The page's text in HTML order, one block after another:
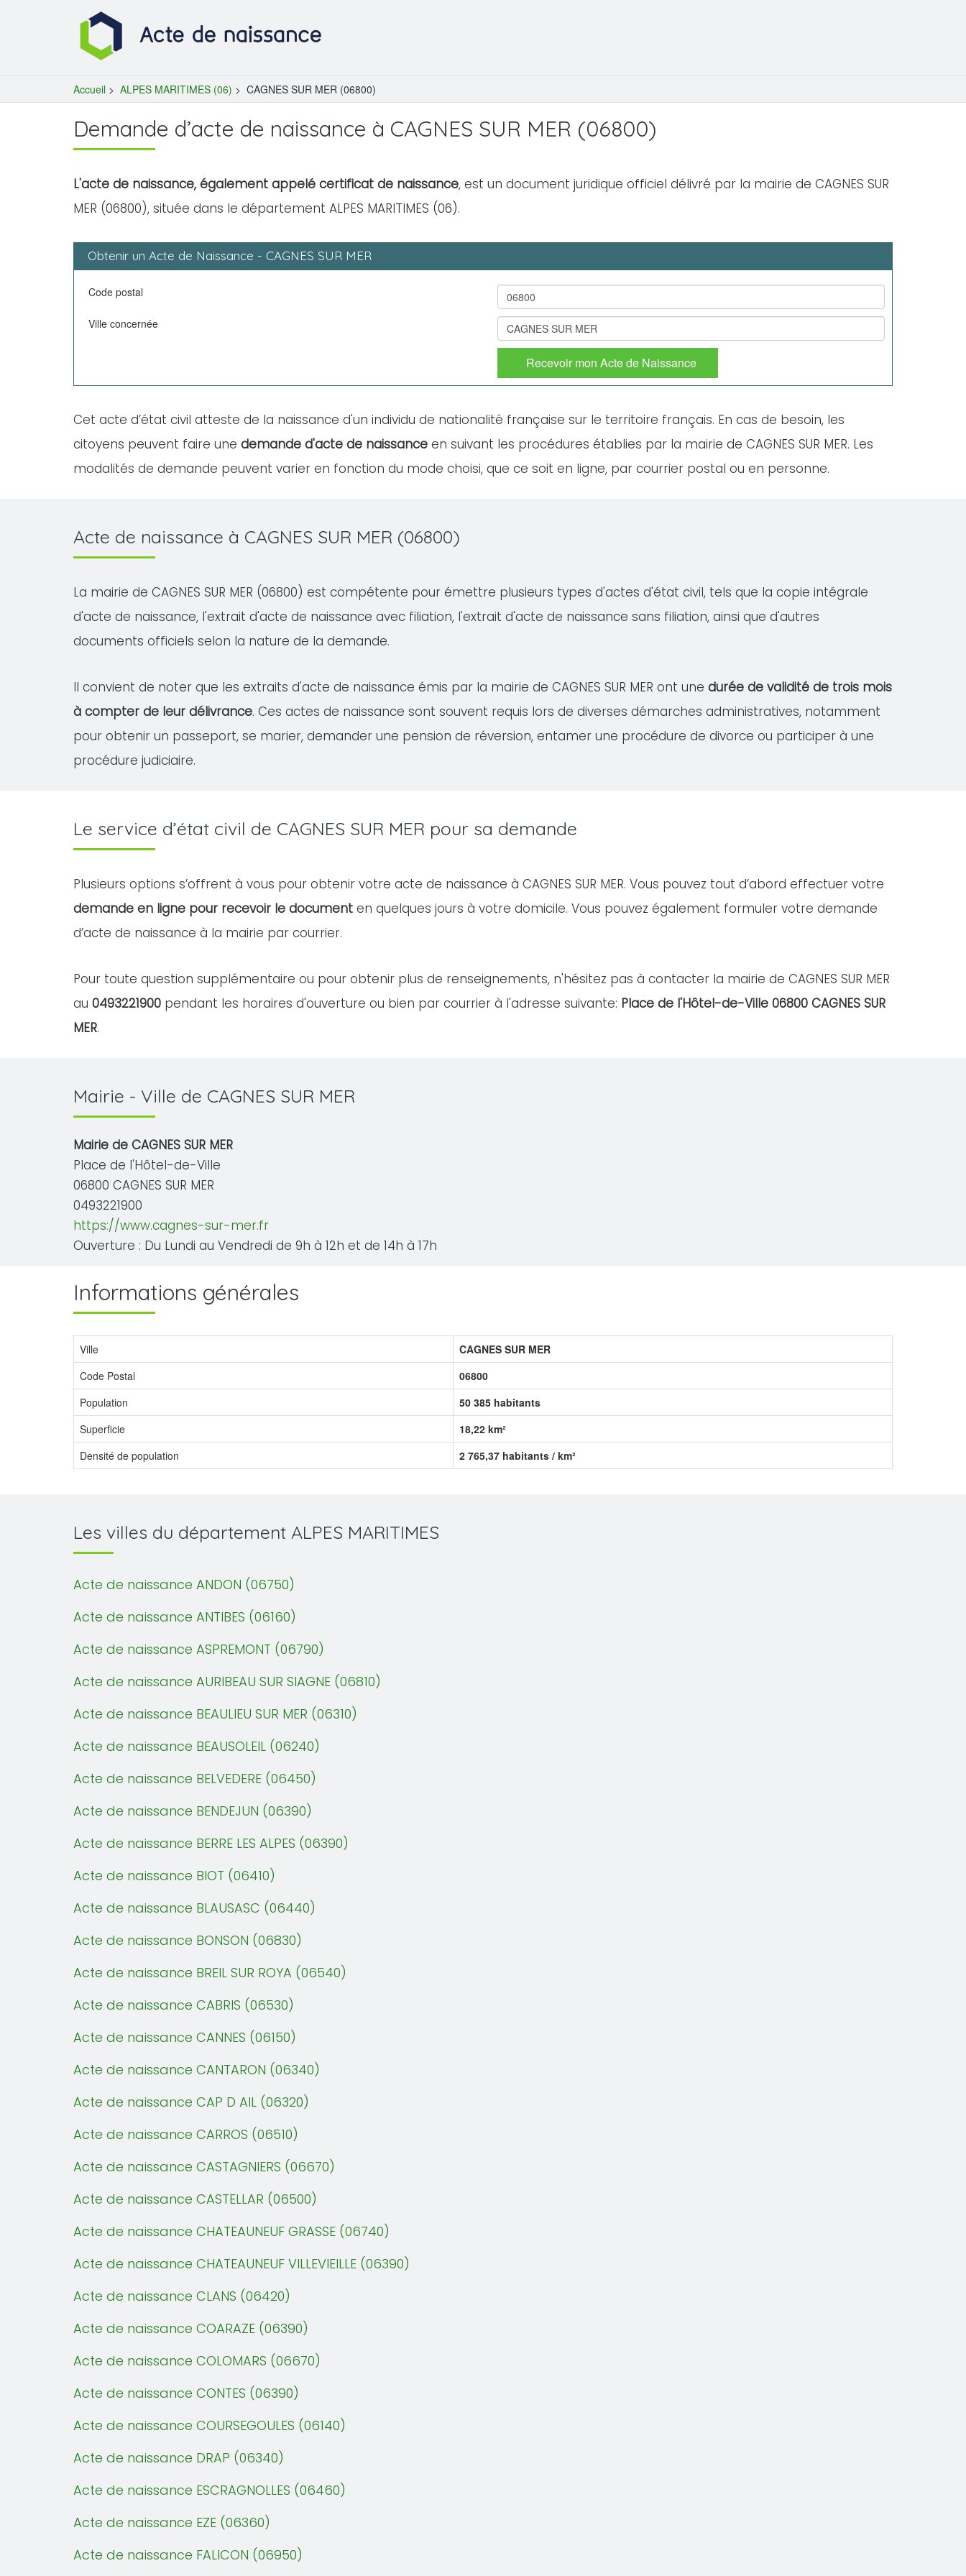
Accueil > ALPES MARITIMES (06) > CAGNES SUR MER (06800)
Demande d’acte de naissance à CAGNES SUR MER (06800)
L'acte de naissance, également appelé certificat de naissance, est un document juridique officiel délivré par la mairie de CAGNES SUR
MER (06800), située dans le département ALPES MARITIMES (06).
Obtenir un Acte de Naissance - CAGNES SUR MER
Code postal
Ville concernée
Recevoir mon Acte de Naissance
Cet acte d’état civil atteste de la naissance d'un individu de nationalité française sur le territoire français. En cas de besoin, les
citoyens peuvent faire une demande d'acte de naissance en suivant les procédures établies par la mairie de CAGNES SUR MER. Les
modalités de demande peuvent varier en fonction du mode choisi, que ce soit en ligne, par courrier postal ou en personne.
Acte de naissance à CAGNES SUR MER (06800)
La mairie de CAGNES SUR MER (06800) est compétente pour émettre plusieurs types d'actes d'état civil, tels que la copie intégrale
d'acte de naissance, l'extrait d'acte de naissance avec filiation, l'extrait d'acte de naissance sans filiation, ainsi que d'autres
documents officiels selon la nature de la demande.
Il convient de noter que les extraits d'acte de naissance émis par la mairie de CAGNES SUR MER ont une durée de validité de trois mois
à compter de leur délivrance. Ces actes de naissance sont souvent requis lors de diverses démarches administratives, notamment
pour obtenir un passeport, se marier, demander une pension de réversion, entamer une procédure de divorce ou participer à une
procédure judiciaire.
Le service d’état civil de CAGNES SUR MER pour sa demande
Plusieurs options s’offrent à vous pour obtenir votre acte de naissance à CAGNES SUR MER. Vous pouvez tout d’abord effectuer votre
demande en ligne pour recevoir le document en quelques jours à votre domicile. Vous pouvez également formuler votre demande
d’acte de naissance à la mairie par courrier.
Pour toute question supplémentaire ou pour obtenir plus de renseignements, n'hésitez pas à contacter la mairie de CAGNES SUR MER
au 0493221900 pendant les horaires d'ouverture ou bien par courrier à l'adresse suivante: Place de l'Hôtel-de-Ville 06800 CAGNES SUR
MER.
Mairie - Ville de CAGNES SUR MER
Mairie de CAGNES SUR MER
Place de l'Hôtel-de-Ville
06800 CAGNES SUR MER
0493221900
https://www.cagnes-sur-mer.fr
Ouverture : Du Lundi au Vendredi de 9h à 12h et de 14h à 17h
Informations générales
Ville
CAGNES SUR MER
Code Postal
06800
Population
50 385 habitants
Superficie
18,22 km²
Densité de population
2 765,37 habitants / km²
Les villes du département ALPES MARITIMES
Acte de naissance ANDON (06750)
Acte de naissance ANTIBES (06160)
Acte de naissance ASPREMONT (06790)
Acte de naissance AURIBEAU SUR SIAGNE (06810)
Acte de naissance BEAULIEU SUR MER (06310)
Acte de naissance BEAUSOLEIL (06240)
Acte de naissance BELVEDERE (06450)
Acte de naissance BENDEJUN (06390)
Acte de naissance BERRE LES ALPES (06390)
Acte de naissance BIOT (06410)
Acte de naissance BLAUSASC (06440)
Acte de naissance BONSON (06830)
Acte de naissance BREIL SUR ROYA (06540)
Acte de naissance CABRIS (06530)
Acte de naissance CANNES (06150)
Acte de naissance CANTARON (06340)
Acte de naissance CAP D AIL (06320)
Acte de naissance CARROS (06510)
Acte de naissance CASTAGNIERS (06670)
Acte de naissance CASTELLAR (06500)
Acte de naissance CHATEAUNEUF GRASSE (06740)
Acte de naissance CHATEAUNEUF VILLEVIEILLE (06390)
Acte de naissance CLANS (06420)
Acte de naissance COARAZE (06390)
Acte de naissance COLOMARS (06670)
Acte de naissance CONTES (06390)
Acte de naissance COURSEGOULES (06140)
Acte de naissance DRAP (06340)
Acte de naissance ESCRAGNOLLES (06460)
Acte de naissance EZE (06360)
Acte de naissance FALICON (06950)